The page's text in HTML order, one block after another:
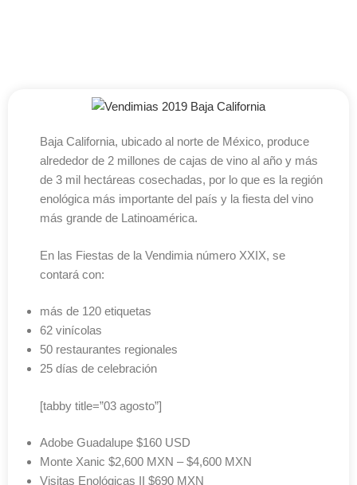
Baja California, ubicado al norte de México, produce
alrededor de 2 millones de cajas de vino al año y más
de 3 mil hectáreas cosechadas, por lo que es la región
enológica más importante del país y la fiesta del vino
más grande de Latinoamérica.
En las Fiestas de la Vendimia número XXIX, se
contará con:
más de 120 etiquetas
62 vinícolas
50 restaurantes regionales
25 días de celebración
[tabby title=”03 agosto”]
Adobe Guadalupe $160 USD
Monte Xanic $2,600 MXN – $4,600 MXN
Visitas Enológicas II $690 MXN